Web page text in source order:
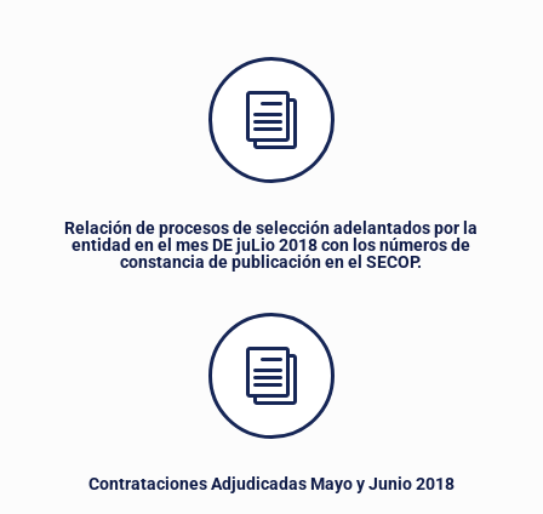
i
Relación de procesos de selección adelantados por la
entidad en el mes DE juLio 2018 con los números de
constancia de publicación en el SECOP.
i
Contrataciones Adjudicadas Mayo y Junio 2018